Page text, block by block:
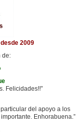
2009
de:
Felicidades!!”
del apoyo a los
Enhorabuena.”